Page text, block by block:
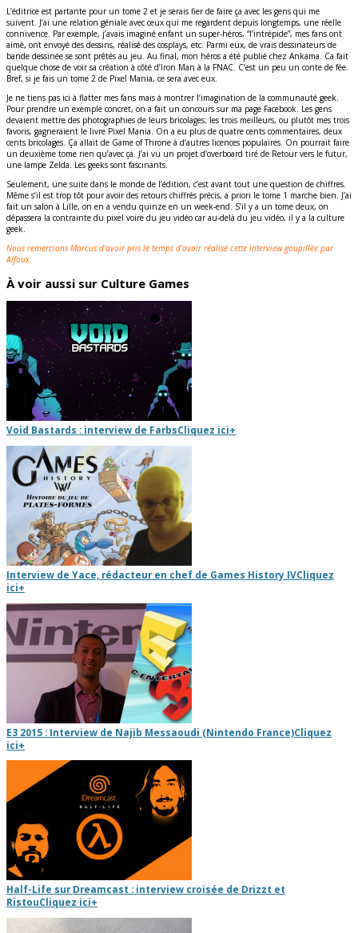
L’éditrice est partante pour un tome 2 et je serais fier de faire ça avec les gens qui me
suivent. J’ai une relation géniale avec ceux qui me regardent depuis longtemps, une réelle
connivence. Par exemple, j’avais imaginé enfant un super-héros, “l’intrépide”, mes fans ont
aimé, ont envoyé des dessins, réalisé des cosplays, etc. Parmi eux, de vrais dessinateurs de
bande dessinée se sont prêtés au jeu. Au final, mon héros a été publié chez Ankama. Ca fait
quelque chose de voir sa création à côté d’Iron Man à la FNAC. C’est un peu un conte de fée.
Bref, si je fais un tome 2 de Pixel Mania, ce sera avec eux.
Je ne tiens pas ici à flatter mes fans mais à montrer l’imagination de la communauté geek.
Pour prendre un exemple concret, on a fait un concours sur ma page Facebook. Les gens
devaient mettre des photographies de leurs bricolages; les trois meilleurs, ou plutôt mes trois
favoris, gagneraient le livre Pixel Mania. On a eu plus de quatre cents commentaires, deux
cents bricolages. Ça allait de Game of Throne à d’autres licences populaires. On pourrait faire
un deuxième tome rien qu’avec ça. J’ai vu un projet d’overboard tiré de Retour vers le futur,
une lampe Zelda. Les geeks sont fascinants.
Seulement, une suite dans le monde de l’édition, c’est avant tout une question de chiffres.
Même s’il est trop tôt pour avoir des retours chiffrés précis, a priori le tome 1 marche bien. J’ai
fait un salon à Lille, on en a vendu quinze en un week-end. S’il y a un tome deux, on
dépassera la contrainte du pixel voire du jeu vidéo car au-delà du jeu vidéo, il y a la culture
geek.
Nous remercions Marcus d’avoir pris le temps d’avoir réalisé cette interview goupillée par
Alfoux.
À voir aussi sur Culture Games
Void Bastards : interview de FarbsCliquez ici+
Interview de Yace, rédacteur en chef de Games History IVCliquez
ici+
E3 2015 : Interview de Najib Messaoudi (Nintendo France)Cliquez
ici+
Half-Life sur Dreamcast : interview croisée de Drizzt et
RistouCliquez ici+